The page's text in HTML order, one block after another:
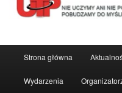
Strona główna
Wydarzenia